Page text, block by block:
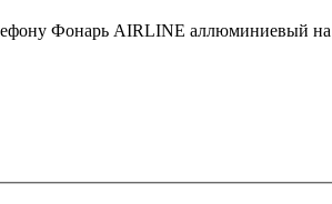
Фонарь AIRLINE аллюминиевый на